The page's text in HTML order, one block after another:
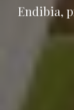
Endibia,